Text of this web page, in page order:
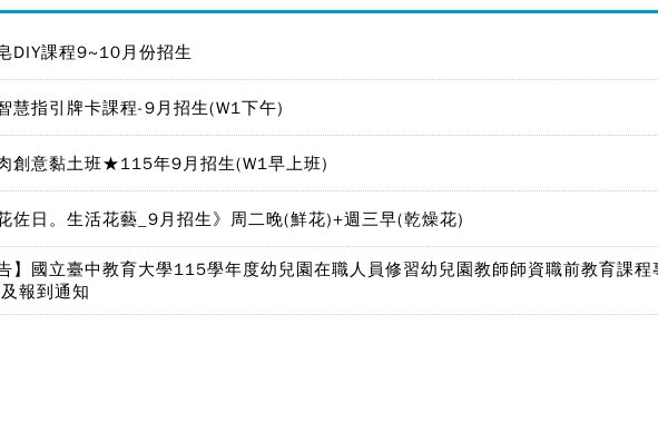
DIY課程9~10月份招生
慧指引牌卡課程-9月招生(W1下午)
創意黏土班★115年9月招生(W1早上班)
佐日。生活花藝_9月招生》周二晚(鮮花)+週三早(乾燥花)
】國立臺中教育大學115學年度幼兒園在職人員修習幼兒園教師師資職前教育課程
報到通知